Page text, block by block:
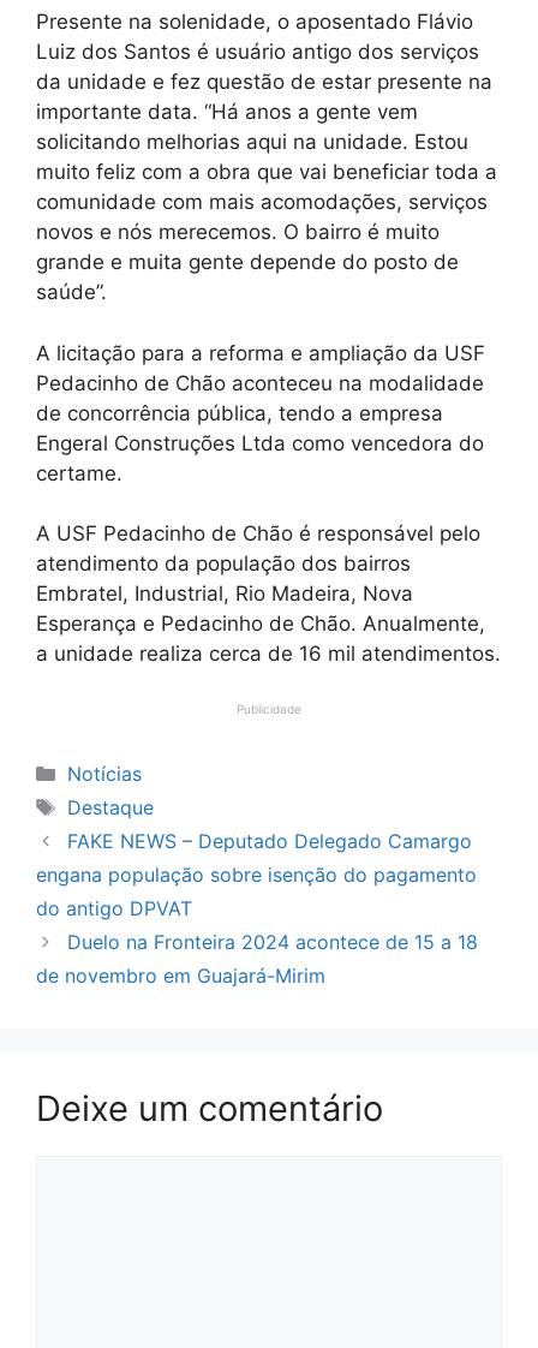
Presente na solenidade, o aposentado Flávio
Luiz dos Santos é usuário antigo dos serviços
da unidade e fez questão de estar presente na
importante data. “Há anos a gente vem
solicitando melhorias aqui na unidade. Estou
muito feliz com a obra que vai beneficiar toda a
comunidade com mais acomodações, serviços
novos e nós merecemos. O bairro é muito
grande e muita gente depende do posto de
saúde”.
A licitação para a reforma e ampliação da USF
Pedacinho de Chão aconteceu na modalidade
de concorrência pública, tendo a empresa
Engeral Construções Ltda como vencedora do
certame.
A USF Pedacinho de Chão é responsável pelo
atendimento da população dos bairros
Embratel, Industrial, Rio Madeira, Nova
Esperança e Pedacinho de Chão. Anualmente,
a unidade realiza cerca de 16 mil atendimentos.
Publicidade
Categorias
Notícias
Tags
Destaque
FAKE NEWS – Deputado Delegado Camargo
engana população sobre isenção do pagamento
do antigo DPVAT
Duelo na Fronteira 2024 acontece de 15 a 18
de novembro em Guajará-Mirim
Deixe um comentário